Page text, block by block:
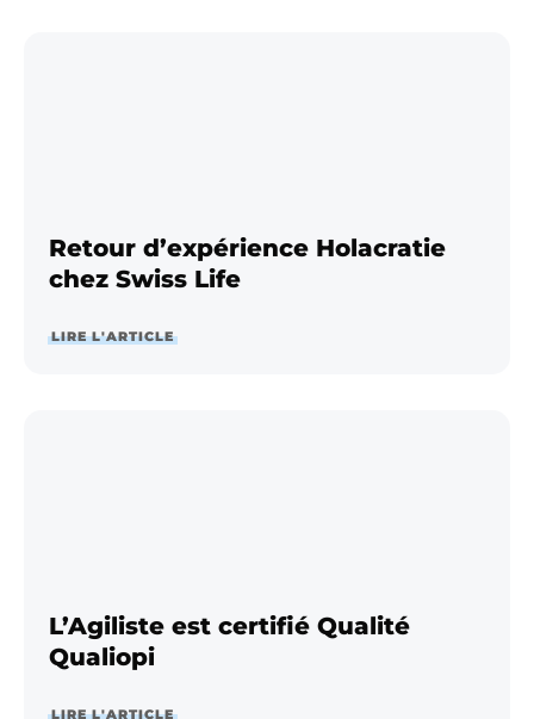
Retour d’expérience Holacratie
chez Swiss Life
LIRE L'ARTICLE
L’Agiliste est certifié Qualité
Qualiopi
LIRE L'ARTICLE